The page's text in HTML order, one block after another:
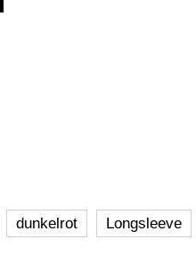
dunkelrot Longsleeve